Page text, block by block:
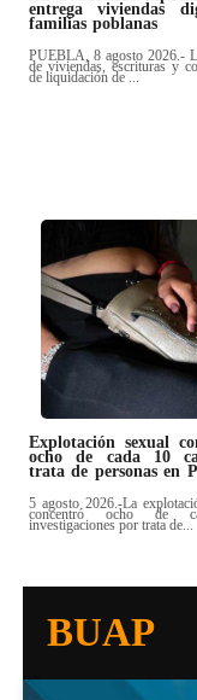
entrega viviendas
familias poblanas
PUEBLA, 8 agosto 2026.-
de viviendas, escrituras y
de liquidación de ...
Explotación sexual
ocho de cada 10
trata de personas en
5 agosto 2026.-La
concentró ocho de
investigaciones por trata de...
BUAP